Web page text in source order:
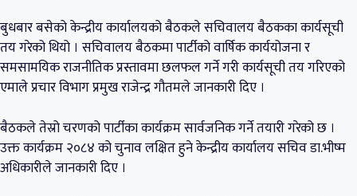
बुधबार बसेको केन्द्रीय कार्यालयको बैठकले सचिवालय बैठकका कार्यसूची
तय गरेको थियो । सचिवालय बैठकमा पार्टीको वार्षिक कार्ययोजना र
समसामयिक राजनीतिक प्रस्तावमा छलफल गर्ने गरी कार्यसूची तय गरिएको
एमाले प्रचार विभाग प्रमुख राजेन्द्र गौतमले जानकारी दिए ।
बैठकले तेस्रो चरणको पार्टीका कार्यक्रम सार्वजनिक गर्ने तयारी गरेको छ ।
उक्त कार्यक्रम २०८४ को चुनाव लक्षित हुने केन्द्रीय कार्यालय सचिव डा.भीष्म
अधिकारीले जानकारी दिए ।